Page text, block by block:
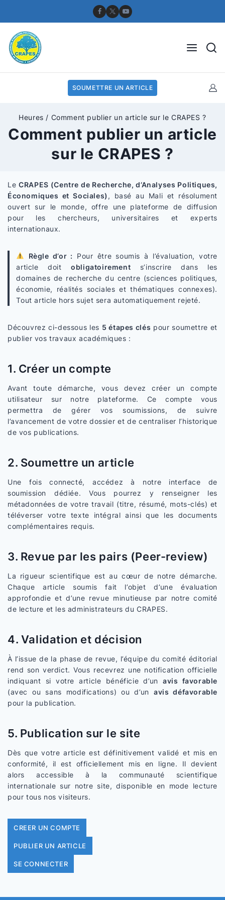
SOUMETTRE UN ARTICLE
Heures / Comment publier un article sur le CRAPES ?
Comment publier un article
sur le CRAPES ?
LeCRAPES (Centre de Recherche, d’Analyses Politiques,
Économiques et Sociales) , basé au Mali et résolument
ouvert sur le monde, offre une plateforme de diffusion
pour les chercheurs, universitaires et experts
internationaux.
Règle d’or :
Pour être soumis à l’évaluation, votre
article doitobligatoirement s’inscrire dans les
domaines de recherche du centre (sciences politiques,
économie, réalités sociales et thématiques connexes).
Tout article hors sujet sera automatiquement rejeté.
Découvrez ci-dessous les 5 étapes clés pour soumettre et
publier vos travaux académiques :
1. Créer un compte
Avant toute démarche, vous devez créer un compte
utilisateur sur notre plateforme. Ce compte vous
permettra de gérer vos soumissions, de suivre
l’avancement de votre dossier et de centraliser l’historique
de vos publications.
2. Soumettre un article
Une fois connecté, accédez à notre interface de
soumission dédiée. Vous pourrez y renseigner les
métadonnées de votre travail (titre, résumé, mots-clés) et
téléverser votre texte intégral ainsi que les documents
complémentaires requis.
3. Revue par les pairs (Peer-review)
La rigueur scientifique est au cœur de notre démarche.
Chaque article soumis fait l’objet d’une évaluation
approfondie et d’une revue minutieuse par notre comité
de lecture et les administrateurs du CRAPES.
4. Validation et décision
À l’issue de la phase de revue, l’équipe du comité éditorial
rend son verdict. Vous recevrez une notification officielle
indiquant si votre article bénéficie d’un avis favorable
(avec ou sans modifications) ou d’un avis défavorable
pour la publication.
5. Publication sur le site
Dès que votre article est définitivement validé et mis en
conformité, il est officiellement mis en ligne. Il devient
alors accessible à la communauté scientifique
internationale sur notre site, disponible en mode lecture
pour tous nos visiteurs.
CREER UN COMPTE
PUBLIER UN ARTICLE
SE CONNECTER